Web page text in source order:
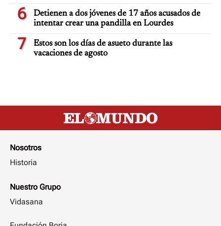
6
Detienen a dos jóvenes de 17 años acusados de
intentar crear una pandilla en Lourdes
7
Estos son los días de asueto durante las
vacaciones de agosto
Nosotros
Historia
Nuestro Grupo
Vidasana